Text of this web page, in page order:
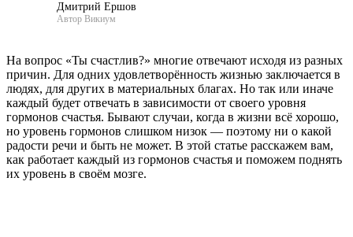
Дмитрий Ершов
Автор Викиум
На вопрос «Ты счастлив?» многие отвечают исходя из разных
причин. Для одних удовлетворённость жизнью заключается в
людях, для других в материальных благах. Но так или иначе
каждый будет отвечать в зависимости от своего уровня
гормонов счастья. Бывают случаи, когда в жизни всё хорошо,
но уровень гормонов слишком низок — поэтому ни о какой
радости речи и быть не может. В этой статье расскажем вам,
как работает каждый из гормонов счастья и поможем поднять
их уровень в своём мозге.